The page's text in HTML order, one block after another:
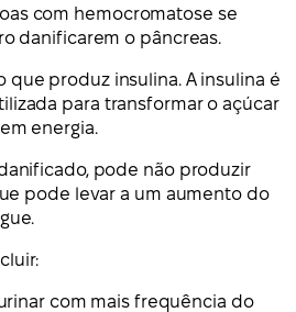
com hemocromatose se
danificarem o pâncreas.
que produz insulina. A insulina é
para transformar o açúcar
energia.
pode não produzir
pode levar a um aumento do
com mais frequência do